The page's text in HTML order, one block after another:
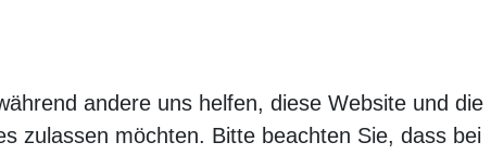
andere uns helfen, diese Website und die
zulassen möchten. Bitte beachten Sie, dass bei